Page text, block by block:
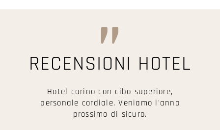
RECENSIONI HOTEL
Hotel carino con cibo superiore,
personale cordiale. Veniamo l'anno
prossimo di sicuro.